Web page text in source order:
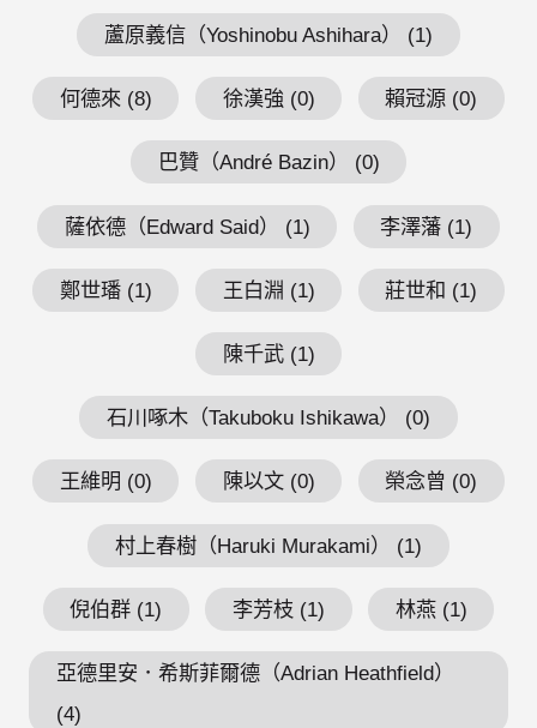
蘆原義信（Yoshinobu Ashihara） (1)
何德來 (8) 徐漢強 (0) 賴冠源 (0)
巴贊（André Bazin） (0)
薩依德（Edward Said） (1) 李澤藩 (1)
鄭世璠 (1) 王白淵 (1) 莊世和 (1)
陳千武 (1)
石川啄木（Takuboku Ishikawa） (0)
王維明 (0) 陳以文 (0) 榮念曾 (0)
村上春樹（Haruki Murakami） (1)
倪伯群 (1) 李芳枝 (1) 林燕 (1)
亞德里安．希斯菲爾德（Adrian Heathfield）
(4)